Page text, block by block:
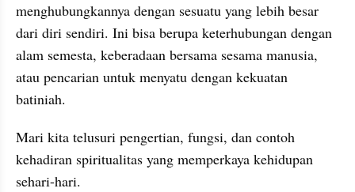
menghubungkannya dengan sesuatu yang lebih besar
dari diri sendiri. Ini bisa berupa keterhubungan dengan
alam semesta, keberadaan bersama sesama manusia,
atau pencarian untuk menyatu dengan kekuatan
batiniah.
Mari kita telusuri pengertian, fungsi, dan contoh
kehadiran spiritualitas yang memperkaya kehidupan
sehari-hari.